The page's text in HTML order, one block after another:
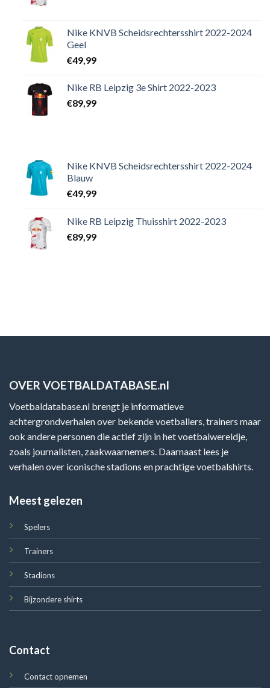
Nike KNVB Scheidsrechtersshirt 2022-2024
Geel
€49,99
Nike RB Leipzig 3e Shirt 2022-2023
€89,99
Nike KNVB Scheidsrechtersshirt 2022-2024
Blauw
€49,99
Nike RB Leipzig Thuisshirt 2022-2023
€89,99
OVER VOETBALDATABASE.nl
Voetbaldatabase.nl brengt je informatieve
achtergrondverhalen over bekende voetballers, trainers maar
ook andere personen die actief zijn in het voetbalwereldje,
zoals journalisten, zaakwaarnemers. Daarnaast lees je
verhalen over iconische stadions en prachtige voetbalshirts.
Meest gelezen
Spelers
Trainers
Stadions
Bijzondere shirts
Contact
Contact opnemen